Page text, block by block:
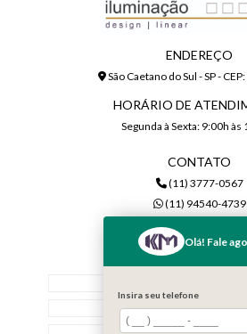
ENDEREÇO
São Caetano do Sul - SP -
HORÁRIO DE
Segunda à Sexta: 9:00h às
CONTATO
(11) 3777-0567
(11) 94540-4739
Quem Somos
Olá! Fale
Insira seu telefone